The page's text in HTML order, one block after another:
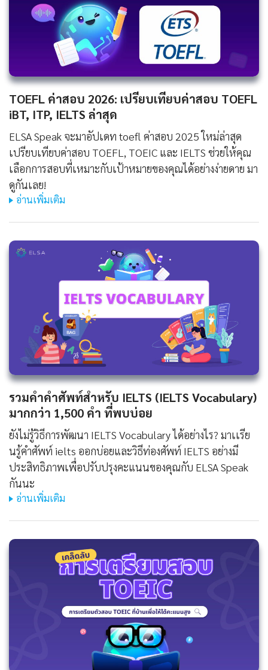
TOEFL ค่าสอบ 2026: เปรียบเทียบค่าสอบ TOEFL
iBT, ITP, IELTS ล่าสุด
ELSA Speak จะมาอัปเดท toefl ค่าสอบ 2025 ใหม่ล่าสุด
เปรียบเทียบค่าสอบ TOEFL, TOEIC และ IELTS ช่วยให้คุณ
เลือกการสอบที่เหมาะกับเป้าหมายของคุณได้อย่างง่ายดาย มา
ดูกันเลย!
อ่านเพิ่มเติม
รวมคำคำศัพท์สำหรับ IELTS (IELTS Vocabulary)
มากกว่า 1,500 คํา ที่พบบ่อย
ยังไม่รู้วิธีการพัฒนา IELTS Vocabulary ได้อย่างไร? มาเเรีย
นรู้คําศัพท์ ielts ออกบ่อยและวิธีท่องศัพท์ IELTS อย่างมี
ประสิทธิภาพเพื่อปรับปรุงคะแนนของคุณกับ ELSA Speak
กันนะ
อ่านเพิ่มเติม